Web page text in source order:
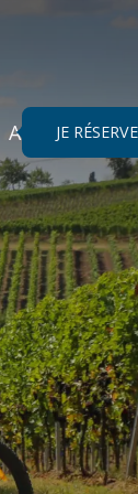
AgendaJE RÉSERVE